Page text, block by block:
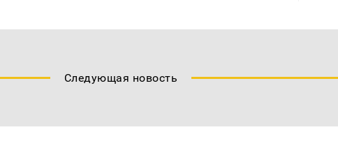
Следующая новость